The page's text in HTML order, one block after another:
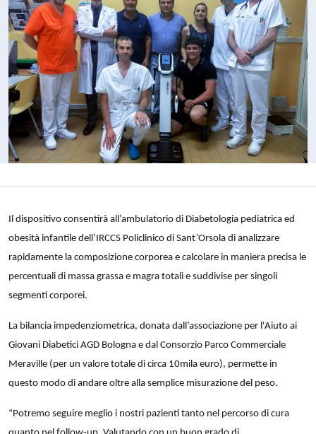
Il dispositivo consentirà all’ambulatorio di Diabetologia pediatrica ed
obesità infantile dell’IRCCS Policlinico di Sant’Orsola di analizzare
rapidamente la composizione corporea e calcolare in maniera precisa le
percentuali di massa grassa e magra totali e suddivise per singoli
segmenti corporei.
La bilancia impedenziometrica, donata dall’associazione per l'Aiuto ai
Giovani Diabetici AGD Bologna e dal Consorzio Parco Commerciale
Meraville (per un valore totale di circa 10mila euro), permette in
questo modo di andare oltre alla semplice misurazione del peso.
“Potremo seguire meglio i nostri pazienti tanto nel percorso di cura